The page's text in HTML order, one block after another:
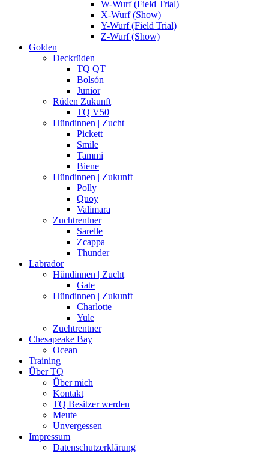
W-Wurf (Field Trial)
X-Wurf (Show)
Y-Wurf (Field Trial)
Z-Wurf (Show)
Golden
Deckrüden
TQ QT
Bolsón
Junior
Rüden Zukunft
TQ V50
Hündinnen | Zucht
Pickett
Smile
Tammi
Biene
Hündinnen | Zukunft
Polly
Quoy
Valimara
Zuchtrentner
Sarelle
Zcappa
Thunder
Labrador
Hündinnen | Zucht
Gate
Hündinnen | Zukunft
Charlotte
Yule
Zuchtrentner
Chesapeake Bay
Ocean
Training
Über TQ
Über mich
Kontakt
TQ Besitzer werden
Meute
Unvergessen
Impressum
Datenschutzerklärung